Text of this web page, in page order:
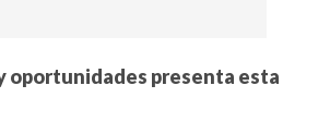
oportunidades presenta esta